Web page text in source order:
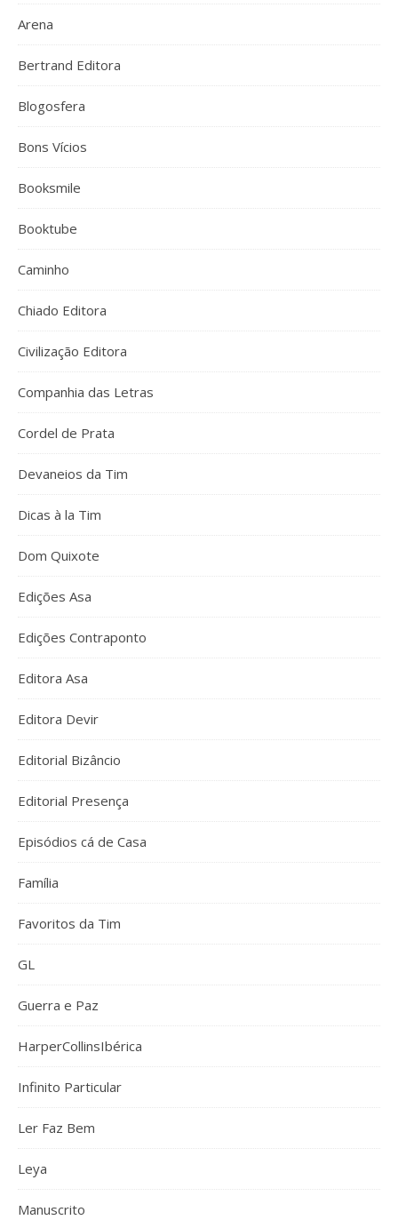
Arena
Bertrand Editora
Blogosfera
Bons Vícios
Booksmile
Booktube
Caminho
Chiado Editora
Civilização Editora
Companhia das Letras
Cordel de Prata
Devaneios da Tim
Dicas à la Tim
Dom Quixote
Edições Asa
Edições Contraponto
Editora Asa
Editora Devir
Editorial Bizâncio
Editorial Presença
Episódios cá de Casa
Família
Favoritos da Tim
GL
Guerra e Paz
HarperCollinsIbérica
Infinito Particular
Ler Faz Bem
Leya
Manuscrito